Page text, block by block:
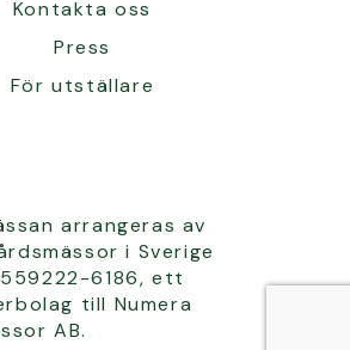
Kontakta oss
Press
För utställare
arrangeras av
i Sverige
6186, ett
till Numera
AB.